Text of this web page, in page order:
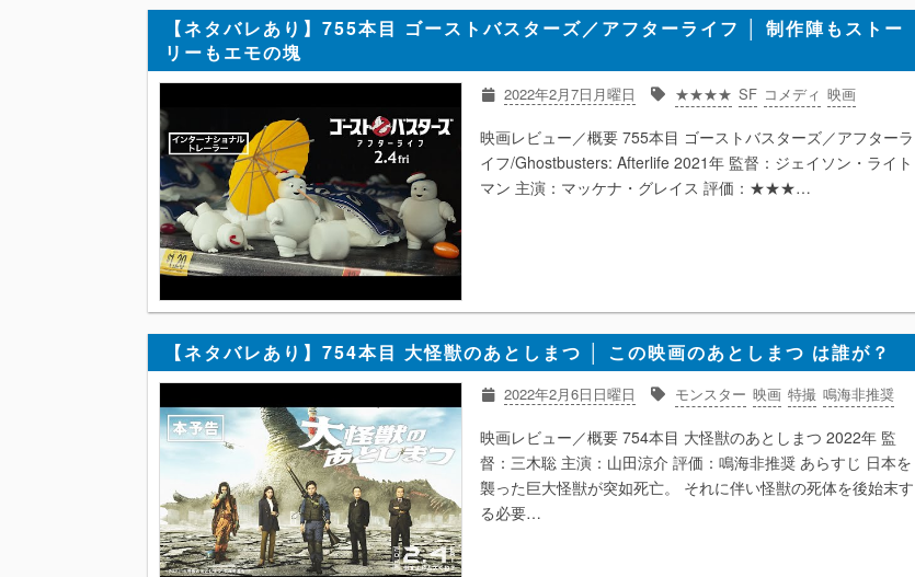
【ネタバレあり】755本目 ゴーストバスターズ／アフターライフ │ 制作陣もストー
リーもエモの塊
2022年2月7日月曜日 ★★★★ SF コメディ 映画
映画レビュー／概要 755本目 ゴーストバスターズ／アフターラ
イフ/Ghostbusters: Afterlife 2021年 監督：ジェイソン・ライト
マン 主演：マッケナ・グレイス 評価：★★★…
【ネタバレあり】754本目 大怪獣のあとしまつ │ この映画のあとしまつ は誰が？
2022年2月6日日曜日 モンスター 映画 特撮 鳴海非推奨
映画レビュー／概要 754本目 大怪獣のあとしまつ 2022年 監
督：三木聡 主演：山田涼介 評価：鳴海非推奨 あらすじ 日本を
襲った巨大怪獣が突如死亡。 それに伴い怪獣の死体を後始末す
る必要…